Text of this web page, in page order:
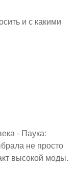
и с какими
- Паука:
не просто
высокой моды.